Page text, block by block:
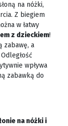
na nóżki,
Z biegiem
w łatwy
z dzieckiem!
zabawę, a
wpływa
zabawką do
na nóżki i